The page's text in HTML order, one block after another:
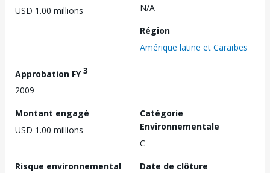
USD 1.00 millions
N/A
Région
Amérique latine et Caraïbes
Approbation FY3
2009
Montant engagé
USD 1.00 millions
Catégorie
Environnementale
C
Risque environnemental
Date de clôture